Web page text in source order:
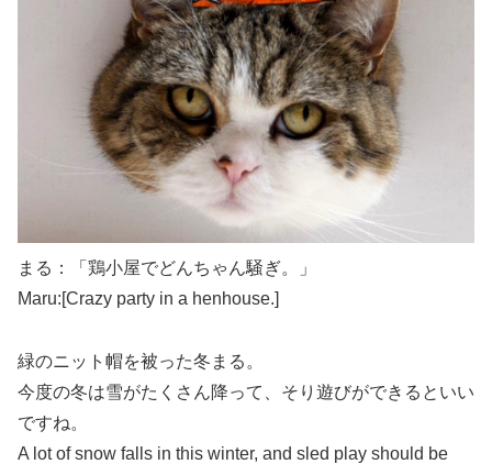
まる：「鶏小屋でどんちゃん騒ぎ。」
Maru:[Crazy party in a henhouse.]
緑のニット帽を被った冬まる。
今度の冬は雪がたくさん降って、そり遊びができるといい
ですね。
A lot of snow falls in this winter, and sled play should be